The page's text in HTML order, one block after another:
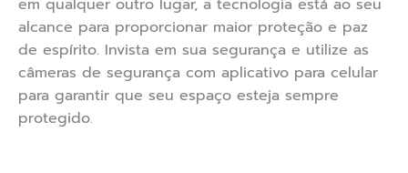
em qualquer outro lugar, a tecnologia está ao seu
alcance para proporcionar maior proteção e paz
de espírito. Invista em sua segurança e utilize as
câmeras de segurança com aplicativo para celular
para garantir que seu espaço esteja sempre
protegido.